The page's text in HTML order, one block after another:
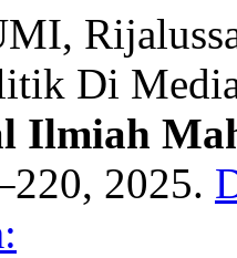
Di
Ilmiah
2025.